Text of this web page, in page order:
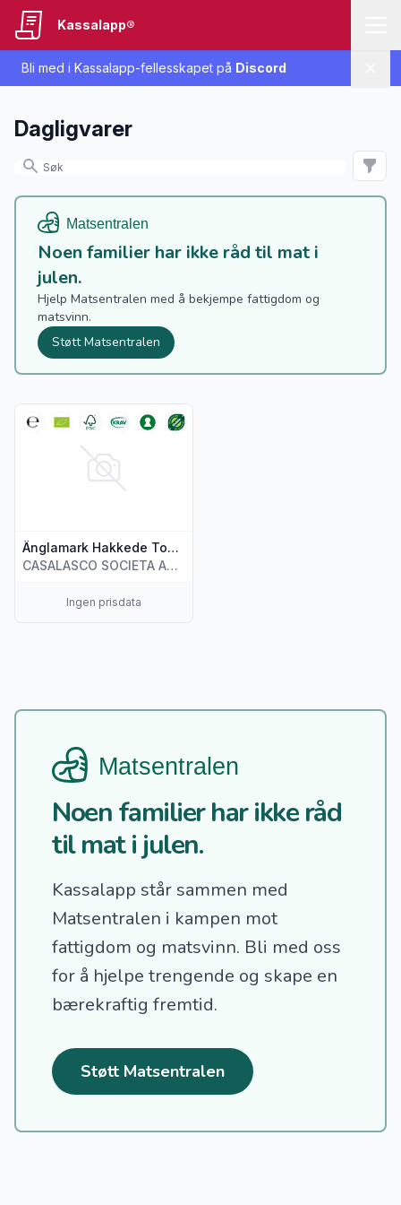
Bli med i Kassalapp-fellesskapet på Discord
Kassalapp®
Dagligvarer
Noen familier har ikke råd til mat i
julen.
Hjelp Matsentralen med å bekjempe fattigdom og
matsvinn.
Støtt Matsentralen
Änglamark Hakkede Tomater 390g
CASALASCO SOCIETA ARGICOLA S.P.A.
Ingen prisdata
Vis flere detaljer for produktet "Änglamark Hakkede
Noen familier har ikke råd
til mat i julen.
Kassalapp står sammen med
Matsentralen i kampen mot
fattigdom og matsvinn. Bli med oss
for å hjelpe trengende og skape en
bærekraftig fremtid.
Støtt Matsentralen